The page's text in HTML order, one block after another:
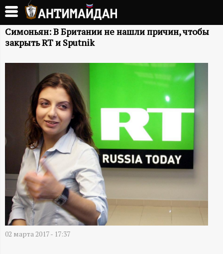
Перейти
основному
содержанию
А
А
Й
Д
А
Симоньян: В Британии не нашли причин, чтобы
закрыть RT и Sputnik
02 марта 2017 - 17:37